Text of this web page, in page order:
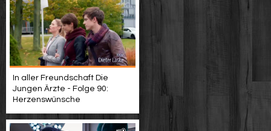
In aller Freundschaft Die
Jungen Ärzte - Folge 90:
Herzenswünsche